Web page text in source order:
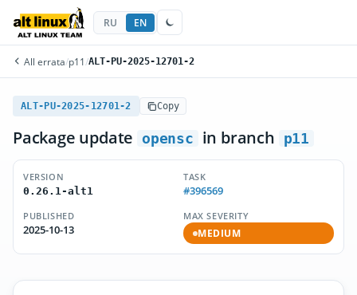
RU EN
All errata/p11 /ALT-PU-2025-12701-2
ALT-PU-2025-12701-2 Copy
Package update opensc in branch p11
VERSION
0.26.1-alt1
TASK
#396569
PUBLISHED
2025-10-13
MAX SEVERITY
MEDIUM